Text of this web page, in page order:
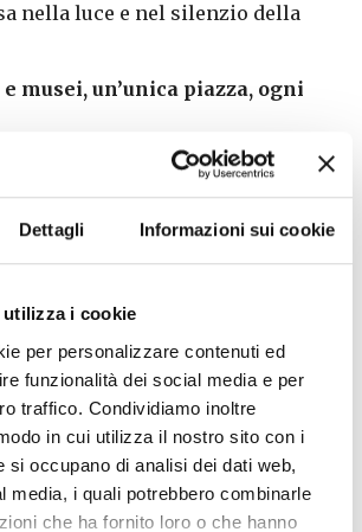
Dettagli Informazioni sui cookie
i cookie
per personalizzare contenuti ed
funzionalità dei social media e per
traffico. Condividiamo inoltre
in cui utilizza il nostro sito con i
si occupano di analisi dei dati web,
media, i quali potrebbero combinarle
che ha fornito loro o che hanno
nella luce e nel silenzio della
musei, un’unica piazza, ogni
aperta la sera, con un
che rende l’accesso semplice e
sono gli stessi prezzi del
visitare Cattedrale, Battistero,
musei può farlo con un unico
la quale le prenotazioni sono
prima) il costo è di € 27.00.